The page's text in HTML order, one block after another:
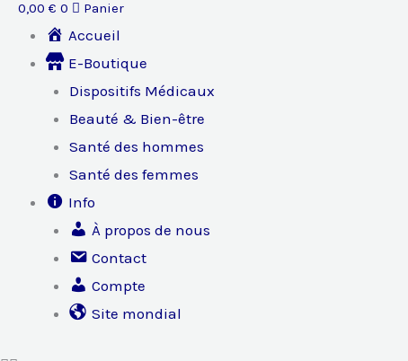
0,00 € 0 Panier
Accueil
E-Boutique
Dispositifs Médicaux
Beauté & Bien-être
Santé des hommes
Santé des femmes
Info
À propos de nous
Contact
Compte
Site mondial